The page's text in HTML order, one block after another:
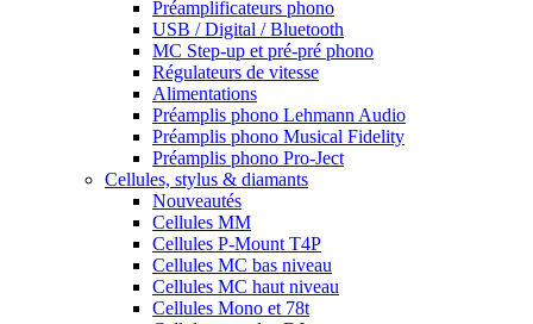
Préamplificateurs phono
USB / Digital / Bluetooth
MC Step-up et pré-pré phono
Régulateurs de vitesse
Alimentations
Préamplis phono Lehmann Audio
Préamplis phono Musical Fidelity
Préamplis phono Pro-Ject
Cellules, stylus & diamants
Nouveautés
Cellules MM
Cellules P-Mount T4P
Cellules MC bas niveau
Cellules MC haut niveau
Cellules Mono et 78t